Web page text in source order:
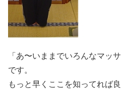
「あ〜いままでいろんなマッ
です。
もっと早くここを知ってれば良